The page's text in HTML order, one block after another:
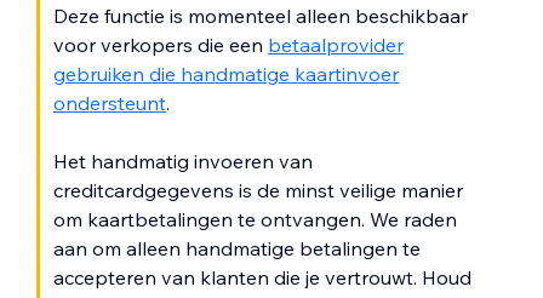
Deze functie is momenteel alleen beschikbaar
voor verkopers die een betaalprovider
gebruiken die handmatige kaartinvoer
ondersteunt.
Het handmatig invoeren van
creditcardgegevens is de minst veilige manier
om kaartbetalingen te ontvangen. We raden
aan om alleen handmatige betalingen te
accepteren van klanten die je vertrouwt. Houd